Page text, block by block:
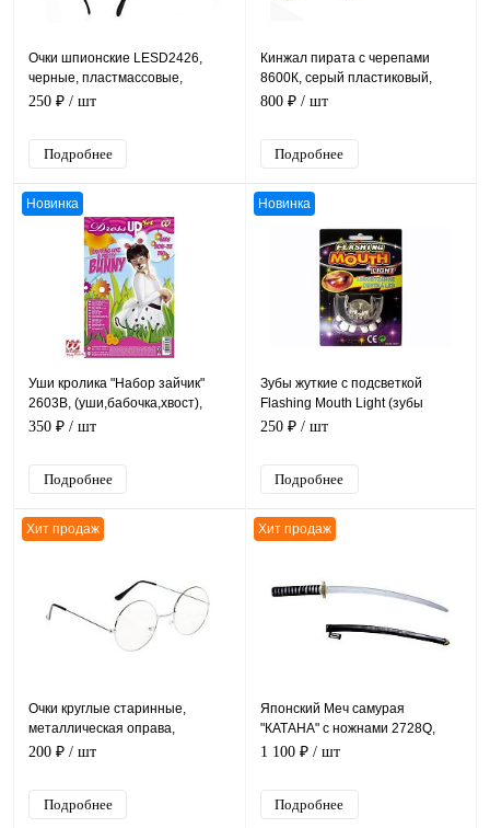
Очки шпионские LESD2426,
черные, пластмассовые,
размер оправы 14 см
250 ₽ / шт
Подробнее
Кинжал пирата с черепами
8600К, серый пластиковый,
длина 30 см
800 ₽ / шт
Подробнее
Новинка
Уши кролика "Набор зайчик"
2603B, (уши,бабочка,хвост),
Белый полиэстер, без размера
350 ₽ / шт
Подробнее
Новинка
Зубы жуткие с подсветкой
Flashing Mouth Light (зубы
вампира), белый пластик,
250 ₽ / шт
Подробнее
Хит продаж
Очки круглые старинные,
металлическая оправа,
прозрачные, 14 см
200 ₽ / шт
Подробнее
Хит продаж
Японский Меч самурая
"КАТАНА" с ножнами 2728Q,
черный пластик, длина 75 см
1 100 ₽ / шт
Подробнее